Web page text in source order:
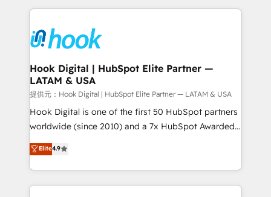
to help you keep winning. What We Do ⚙️ CRM
Data & Content 📈 Sales & Marketing Alignment +
Revenue Team Enablement 🤖 Breeze AI & Custom
Agent Creation 🔄 Custom Integrations & Data
Migration Why 1406 We become part of your team.
Your team learns while we build. We fix what others
broke. Built for mid-market reality—practical
solutions that work with your actual headcount and
HubSpot partners 🔄 Top 5% globally in client
retention 📅 10+ years of consistent results Who We
Hook Digital | HubSpot Elite Partner —
LATAM & USA
提供元：Hook Digital | HubSpot Elite Partner — LATAM & USA
Hook Digital is one of the first 50 HubSpot partners
worldwide (since 2010) and a 7x HubSpot Awarded
Elite Partner. With 500+ projects across the U.S.,
Brazil, and LATAM, we combine global expertise with
regional experience. Today, we are Brazil’s largest
HubSpot Elite Partner—trusted by companies across
Elite4.9